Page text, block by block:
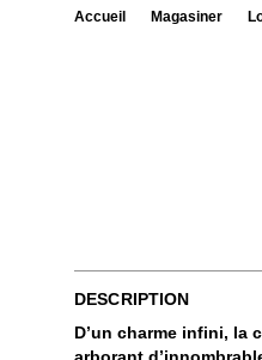
Accueil Magasiner
DESCRIPTION
D’un charme infini, la